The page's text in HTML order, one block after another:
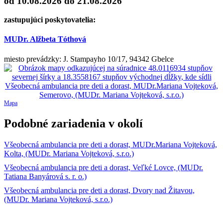
zastupujúci poskytovatelia:
MUDr. Alžbeta Tóthová
miesto prevádzky: J. Stampayho 10/17, 94342 Gbelce
Mapa
Podobné zariadenia v okolí
Všeobecná ambulancia pre deti a dorast, MUDr.Mariana Vojteková,
Kolta, (MUDr. Mariana Vojteková, s.r.o.)
Všeobecná ambulancia pre deti a dorast, Veľké Lovce, (MUDr.
Tatiana Banyárová s. r. o.)
Všeobecná ambulancia pre deti a dorast, Dvory nad Žitavou,
(MUDr. Mariana Vojteková, s.r.o.)